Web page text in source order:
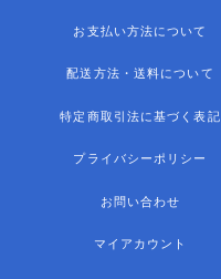
お支払い方法について
配送方法・送料について
特定商取引法に基づく表記
プライバシーポリシー
お問い合わせ
マイアカウント